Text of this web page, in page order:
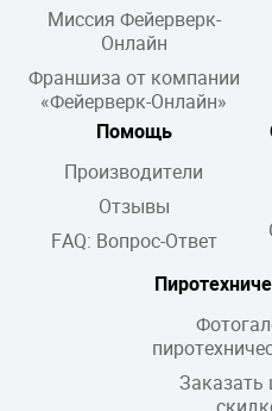
Миссия Фейерверк-
Онлайн
Франшиза от компании
«Фейерверк-Онлайн»
Помощь
Производители
Отзывы
FAQ: Вопрос-Ответ
Заказать